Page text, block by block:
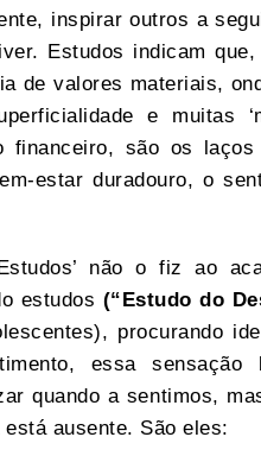
inspirar outros a
Estudos indicam
de valores materiais,
e muitas
financeiro, são os
estar duradouro, o
não o fiz ao
estudos (“Estudo do
procurando
essa
quando a sentimos,
ausente. São eles: